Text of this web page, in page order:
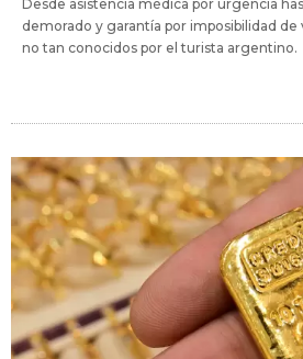
Desde asistencia médica por urgencia
demorado y garantía por imposibilidad
no tan conocidos por el turista argentino.